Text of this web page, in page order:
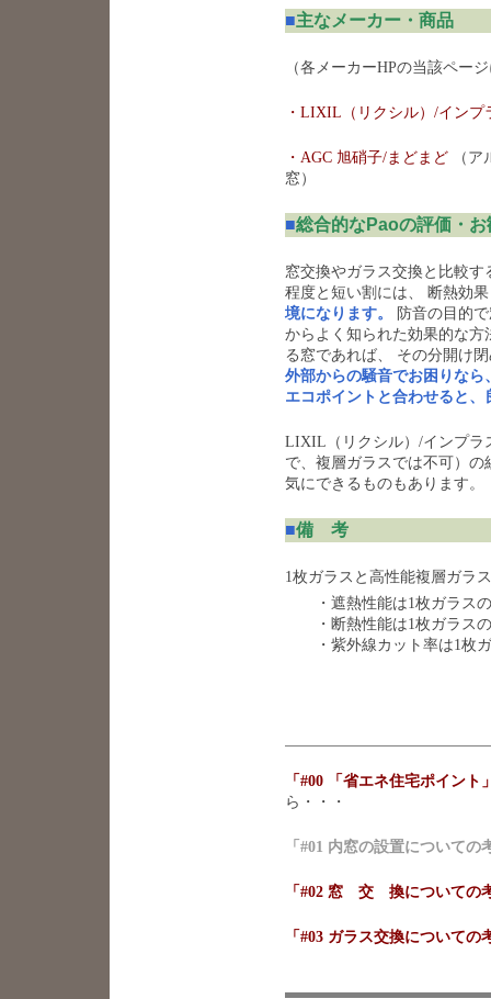
■主なメーカー・商品
（各メーカーHPの当該ペー
・LIXIL（リクシル）/インプ
・AGC 旭硝子/まどまど （ア
窓）
■総合的なPaoの評価・お
窓交換やガラス交換と比較
程度と短い割には、 断熱効
境になります。
防音の目的
からよく知られた効果的な
る窓であれば、 その分開け
外部からの騒音でお困りな
エコポイントと合わせると
LIXIL（リクシル）/インプラ
で、複層ガラスでは不可）の
気にできるものもあります。
■備 考
1枚ガラスと高性能複層ガラ
・遮熱性能は1枚ガラスの
・断熱性能は1枚ガラスの
・紫外線カット率は1枚ガ
「#00 「省エネ住宅ポイン
ら・・・
「#01 内窓の設置についての
「#02 窓 交 換についての
「#03 ガラス交換についての